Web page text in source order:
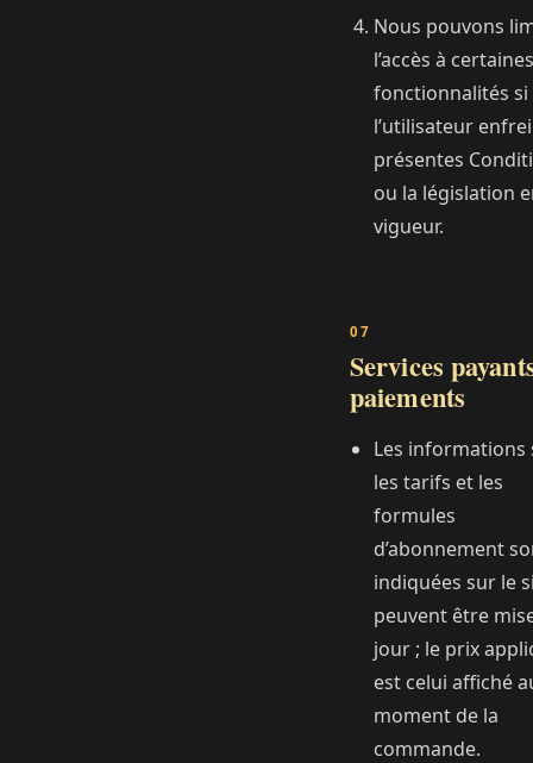
Nous pouvons
l’accès à certaines
fonctionnalités si
l’utilisateur
présentes
ou la législation
vigueur.
Services
paiements
Les informations
les tarifs et les
formules
d’abonnement
indiquées sur le
peuvent être
jour ; le prix
est celui affiché
moment de la
commande.